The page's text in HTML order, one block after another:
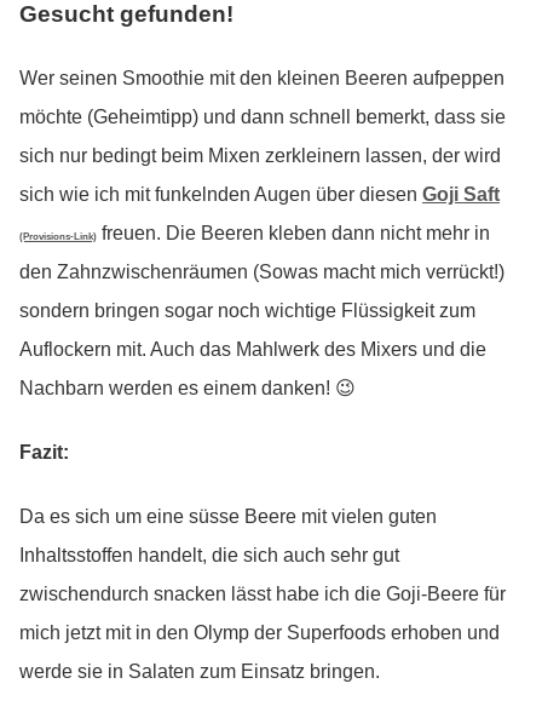
Gesucht gefunden!
Wer seinen Smoothie mit den kleinen Beeren aufpeppen
möchte (Geheimtipp) und dann schnell bemerkt, dass sie
sich nur bedingt beim Mixen zerkleinern lassen, der wird
sich wie ich mit funkelnden Augen über diesen Goji Saft
(Provisions-Link) freuen. Die Beeren kleben dann nicht mehr in
den Zahnzwischenräumen (Sowas macht mich verrückt!)
sondern bringen sogar noch wichtige Flüssigkeit zum
Auflockern mit. Auch das Mahlwerk des Mixers und die
Nachbarn werden es einem danken! 😉
Fazit:
Da es sich um eine süsse Beere mit vielen guten
Inhaltsstoffen handelt, die sich auch sehr gut
zwischendurch snacken lässt habe ich die Goji-Beere für
mich jetzt mit in den Olymp der Superfoods erhoben und
werde sie in Salaten zum Einsatz bringen.